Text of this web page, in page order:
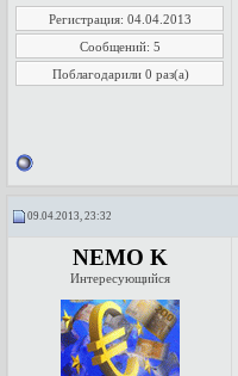
Регистрация: 04.04.2013
Сообщений: 5
Поблагодарили 0 раз(а)
09.04.2013, 23:32
NEMO K
Интересующийся